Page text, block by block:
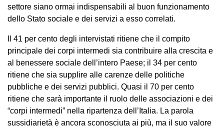
settore siano ormai indispensabili al buon funzionamento
dello Stato sociale e dei servizi a esso correlati.
Il 41 per cento degli intervistati ritiene che il compito
principale dei corpi intermedi sia contribuire alla crescita e
al benessere sociale dell’intero Paese; il 34 per cento
ritiene che sia supplire alle carenze delle politiche
pubbliche e dei servizi pubblici. Quasi il 70 per cento
ritiene che sarà importante il ruolo delle associazioni e dei
“corpi intermedi” nella ripartenza dell’Italia. La parola
sussidiarietà è ancora sconosciuta ai più, ma il suo valore